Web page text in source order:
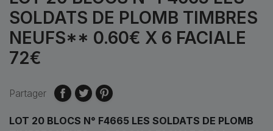
SOLDATS DE PLOMB TIMBRES
NEUFS** 0.60€ X 6 FACIALE
72€
Partager
LOT 20 BLOCS N° F4665 LES SOLDATS DE PLOMB